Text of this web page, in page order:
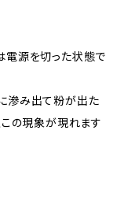
電源を切った状態で
滲み出て粉が出た
この現象が現れます